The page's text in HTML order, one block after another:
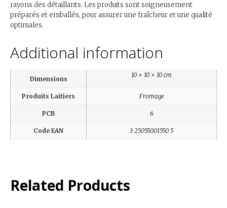
rayons des détaillants. Les produits sont soigneusement
préparés et emballés, pour assurer une fraîcheur et une qualité
optimales.
Additional information
Dimensions
10 × 10 × 10 cm
Produits Laitiers Fromage
PCB 6
Code EAN 3 25055001550 5
Related Products